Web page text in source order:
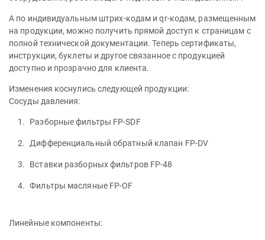
А по индивидуальным штрих-кодам и qr-кодам, размещенным
на продукции, можно получить прямой доступ к страницам с
полной технической документации. Теперь сертификаты,
инструкции, буклеты и другое связанное с продукцией
доступно и прозрачно для клиента.
Изменения коснулись следующей продукции:
Сосуды давления:
Разборные фильтры FP-SDF
Дифференциальный обратный клапан FP-DV
Вставки разборных фильтров FP-48
Фильтры масляные FP-OF
Линейные компоненты: